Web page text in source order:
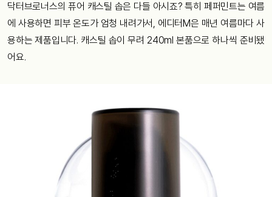
닥터브로너스의 퓨어 캐스틸 솝은 다들 아시죠? 특히 페퍼민트는 여름
에 사용하면 피부 온도가 엄청 내려가서, 에디터M은 매년 여름마다 사
용하는 제품입니다. 캐스틸 솝이 무려 240ml 본품으로 하나씩 준비됐
어요.